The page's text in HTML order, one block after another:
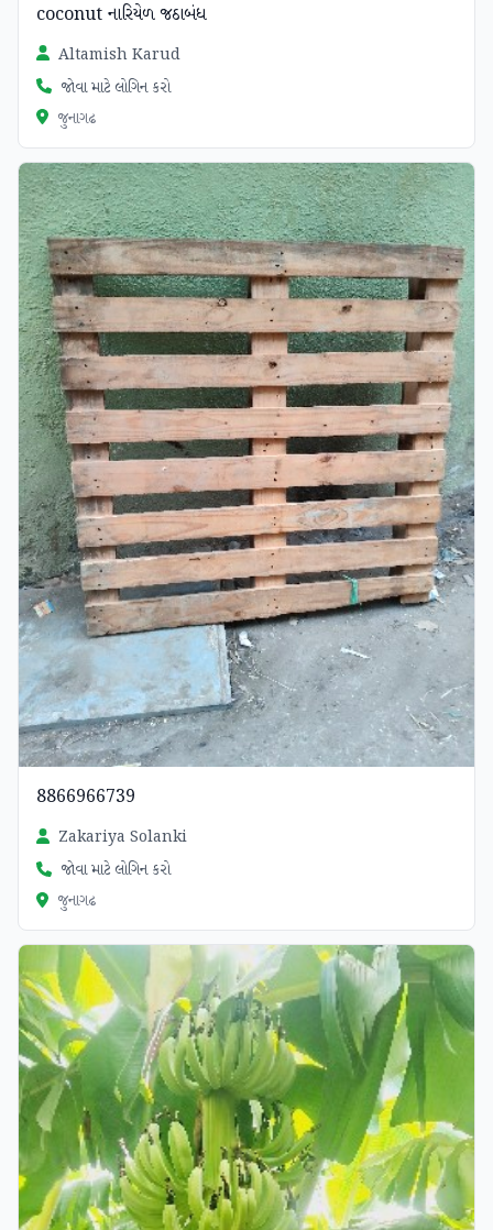
coconut નારિયેળ જઠાબંધ
Altamish Karud
જોવા માટે લોગિન કરો
જુનાગઢ
8866966739
Zakariya Solanki
જોવા માટે લોગિન કરો
જુનાગઢ